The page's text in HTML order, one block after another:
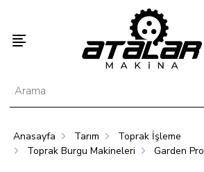
Anasayfa Tarım
Toprak İşleme
Toprak Burgu Makineleri
Garden Pro
Hayvancılık Tarım